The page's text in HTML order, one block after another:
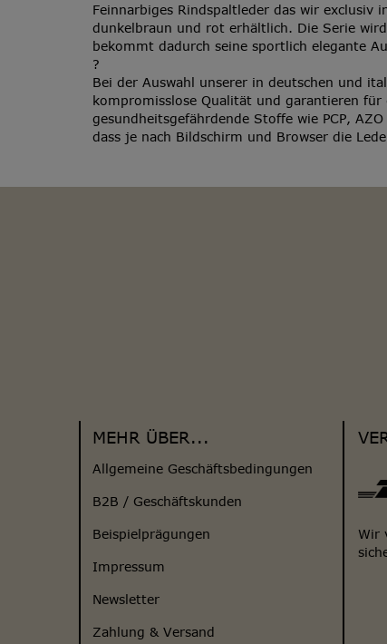
Feinnarbiges Rindspaltleder das wir exclusiv
dunkelbraun und rot erhältlich. Die Serie
bekommt dadurch seine sportlich elegante
?
Bei der Auswahl unserer in deutschen und
kompromisslose Qualität und garantieren für
gesundheitsgefährdende Stoffe wie PCP,
dass je nach Bildschirm und Browser die
MEHR ÜBER...
Allgemeine Geschäftsbedingungen
B2B / Geschäftskunden
Beispielprägungen
Impressum
Newsletter
Zahlung & Versand
Wir